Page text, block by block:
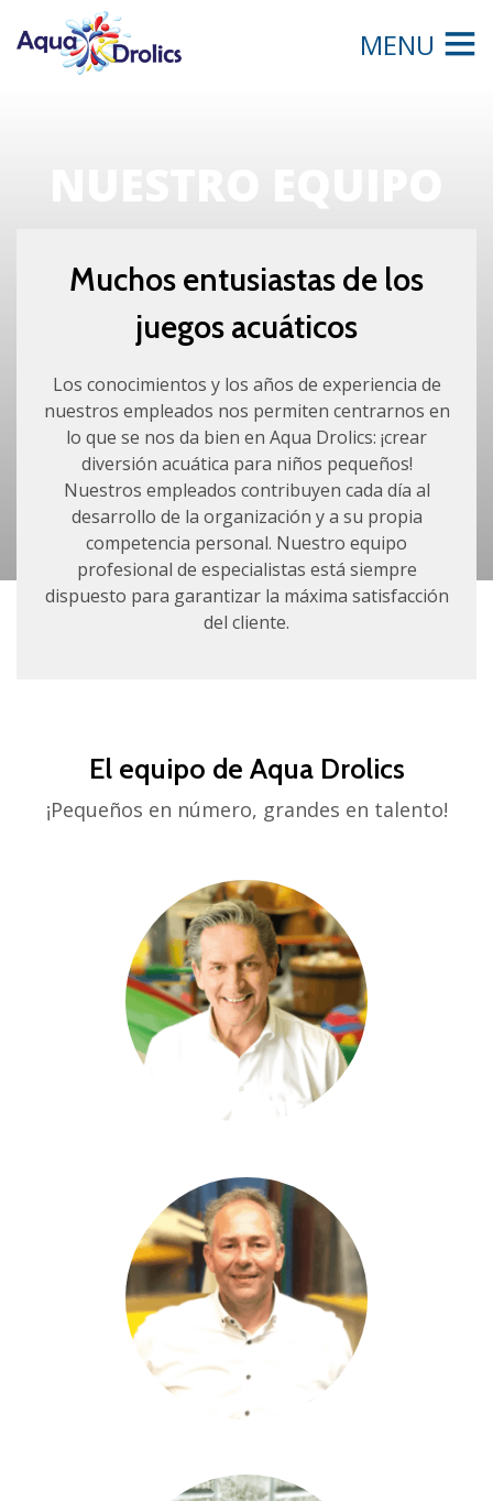
MENU
Muchos entusiastas de los
juegos acuáticos
Los conocimientos y los años de experiencia de
nuestros empleados nos permiten centrarnos en
lo que se nos da bien en Aqua Drolics: ¡crear
diversión acuática para niños pequeños!
Nuestros empleados contribuyen cada día al
desarrollo de la organización y a su propia
competencia personal. Nuestro equipo
profesional de especialistas está siempre
dispuesto para garantizar la máxima satisfacción
del cliente.
El equipo de Aqua Drolics
¡Pequeños en número, grandes en talento!